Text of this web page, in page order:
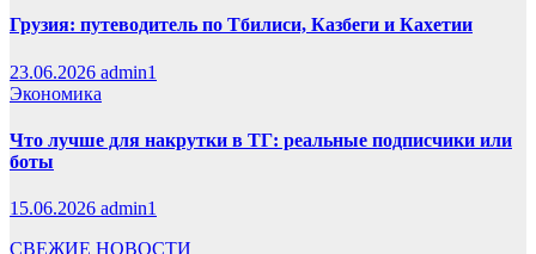
Грузия: путеводитель по Тбилиси, Казбеги и Кахетии
23.06.2026 admin1
Экономика
Что лучше для накрутки в ТГ: реальные подписчики или
боты
15.06.2026 admin1
СВЕЖИЕ НОВОСТИ